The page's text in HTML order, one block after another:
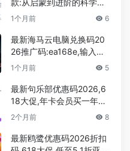
款:从启蒙到进阶的科学选
型,家长实测零踩坑攻略
1个月前 6
最新海马云电脑兑换码20
26推广码:ea168e,输入领
取30分钟的免费游戏时长
1个月前 5
最新句乐部优惠码2026,6
18大促,年卡会员买一年送
一年,永久会员超低价
2个月前 8
最新鸥鹭优惠码2026折扣